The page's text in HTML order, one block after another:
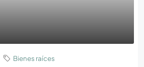
Bienes raíces